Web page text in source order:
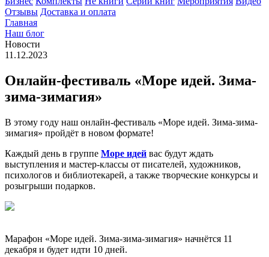
Отзывы Доставка и оплата
Главная
Наш блог
Новости
11.12.2023
Онлайн-фестиваль «Море идей. Зима-
зима-зимагия»
В этому году наш онлайн-фестиваль «Море идей. Зима-зима-
зимагия» пройдёт в новом формате!
Каждый день в группе Море идей вас будут ждать
выступления и мастер-классы от писателей, художников,
психологов и библиотекарей, а также творческие конкурсы и
розыгрыши подарков.
Марафон «Море идей. Зима-зима-зимагия» начнётся 11
декабря и будет идти 10 дней.